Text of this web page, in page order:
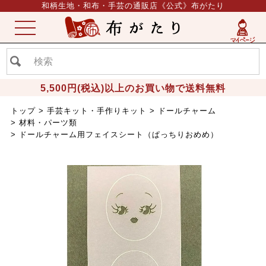
和柄生地・和布・手芸の通販店《公式》布がたり
5,500円(税込)以上のお買い物で送料無料
ME
NU
トップ 手芸キット・手作りキット
ドールチャーム
材料・パーツ類
ドールチャーム用フェイスシート（ぱっちりおめめ）